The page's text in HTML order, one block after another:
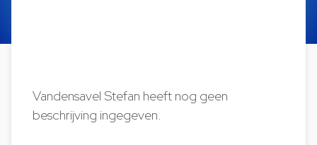
Vandensavel Stefan heeft nog geen
beschrijving ingegeven.